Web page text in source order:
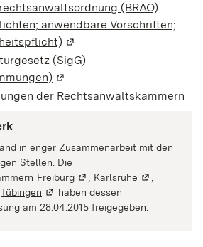
(BRAO)
anwendbare Vorschriften;
(Wird in einem neuen
(SigG)
(Wird in einem neuen
der Rechtsanwaltskammern
in enger Zusammenarbeit mit den
Stellen. Die
Freiburg (Wird in einem neuen
, Karlsruhe (Wird in
,
einem neuen Fenster geöffnet)
Tübingen (Wird in einem neuen Fenster
haben dessen
am 28.04.2015 freigegeben.